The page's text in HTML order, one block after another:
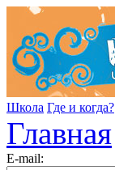
Школа Где и когда?
Главная
E-mail: